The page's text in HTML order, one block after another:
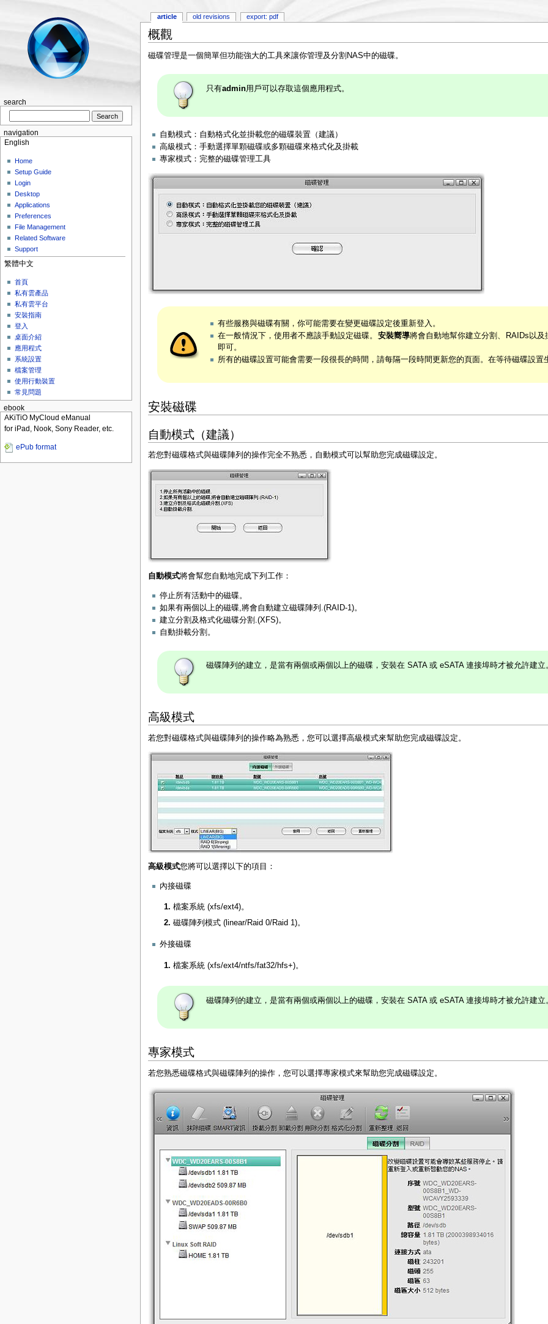
概觀
磁碟管理是一個簡單但功能強大的工具來讓你管理及分割NAS中的磁碟。
只有admin用戶可以存取這個應用程式。
自動模式：自動格式化並掛載您的磁碟裝置（建議）
高級模式：手動選擇單顆磁碟或多顆磁碟來格式化及掛載
專家模式：完整的磁碟管理工具
有些服務與磁碟有關，你可能需要在變更磁碟設定後重新登入。
在一般情況下，使用者不應該手動設定磁碟。 安裝嚮導將會自動地幫你建立分割、RAIDs以
即可。
所有的磁碟設置可能會需要一段很長的時間，請每隔一段時間更新您的頁面。在等待磁碟設
安裝磁碟
自動模式（建議）
若您對磁碟格式與磁碟陣列的操作完全不熟悉，自動模式可以幫助您完成磁碟設定。
自動模式將會幫您自動地完成下列工作：
停止所有活動中的磁碟。
如果有兩個以上的磁碟,將會自動建立磁碟陣列.(RAID-1)。
建立分割及格式化磁碟分割.(XFS)。
自動掛載分割。
磁碟陣列的建立，是當有兩個或兩個以上的磁碟，安裝在 SATA 或 eSATA 連接埠時才被允許建立
高級模式
若您對磁碟格式與磁碟陣列的操作略為熟悉，您可以選擇高級模式來幫助您完成磁碟設定。
高級模式您將可以選擇以下的項目：
內接磁碟
檔案系統 (xfs/ext4)。
磁碟陣列模式 (linear/Raid 0/Raid 1)。
外接磁碟
檔案系統 (xfs/ext4/ntfs/fat32/hfs+)。
磁碟陣列的建立，是當有兩個或兩個以上的磁碟，安裝在 SATA 或 eSATA 連接埠時才被允許建立
專家模式
若您熟悉磁碟格式與磁碟陣列的操作，您可以選擇專家模式來幫助您完成磁碟設定。
article old revisions export: pdf
search
navigation
English
Home
Setup Guide
Login
Desktop
Applications
Preferences
File Management
Related Software
Support
繁體中文
首頁
私有雲產品
私有雲平台
安裝指南
登入
桌面介紹
應用程式
系統設置
檔案管理
使用行動裝置
常見問題
ebook
AKiTiO MyCloud eManual
for iPad, Nook, Sony Reader, etc.
ePub format